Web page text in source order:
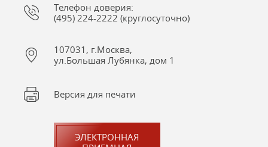
Телефон доверия:
(495) 224-2222 (круглосуточно)
107031, г.Москва,
ул.Большая Лубянка, дом 1
Версия для печати
ЭЛЕКТРОННАЯ